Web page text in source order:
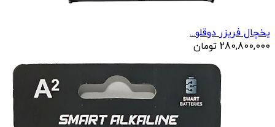
یخچال فریزر دوقلو...
280,800,000 تومان